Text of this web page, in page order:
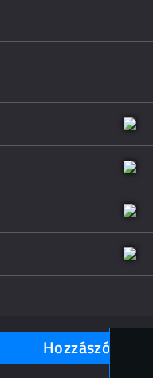
Hozzászólások (